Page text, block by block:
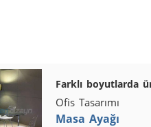
Farklı boyutlarda
Ofis Tasarımı
Masa Ayağı